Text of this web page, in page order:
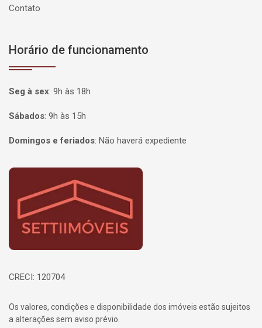
Contato
Horário de funcionamento
Seg à sex: 9h às 18h
Sábados: 9h às 15h
Domingos e feriados: Não haverá expediente
Página inicial
CRECI: 120704
Os valores, condições e disponibilidade dos imóveis estão sujeitos
a alterações sem aviso prévio.